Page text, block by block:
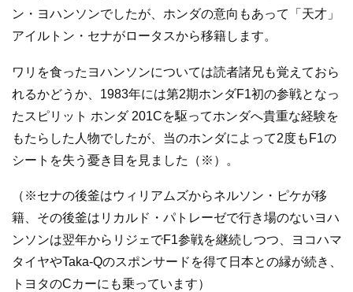
ン・ヨハンソンでしたが、ホンダの意向もあって「天才」
アイルトン・セナがロータスから移籍します。
ワリを食ったヨハンソンについては読者諸兄も覚えておら
れるかどうか、1983年には第2期ホンダF1初の参戦となっ
たスピリット ホンダ 201Cを駆ってホンダへ貴重な経験を
もたらした人物でしたが、当のホンダによって2度もF1の
シートを失う憂き目を見ました（※）。
（※セナの後釜はウィリアムズからネルソン・ピケが移
籍、その後釜はリカルド・パトレーゼで行き場のないヨハ
ンソンは翌年からリジェでF1参戦を継続しつつ、ヨコハマ
タイヤやTaka-Qのスポンサードを得て日本との縁が続き、
トヨタのCカーにも乗っています）